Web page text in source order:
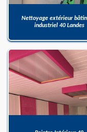
Nettoyage extérieur
industriel 40 Landes